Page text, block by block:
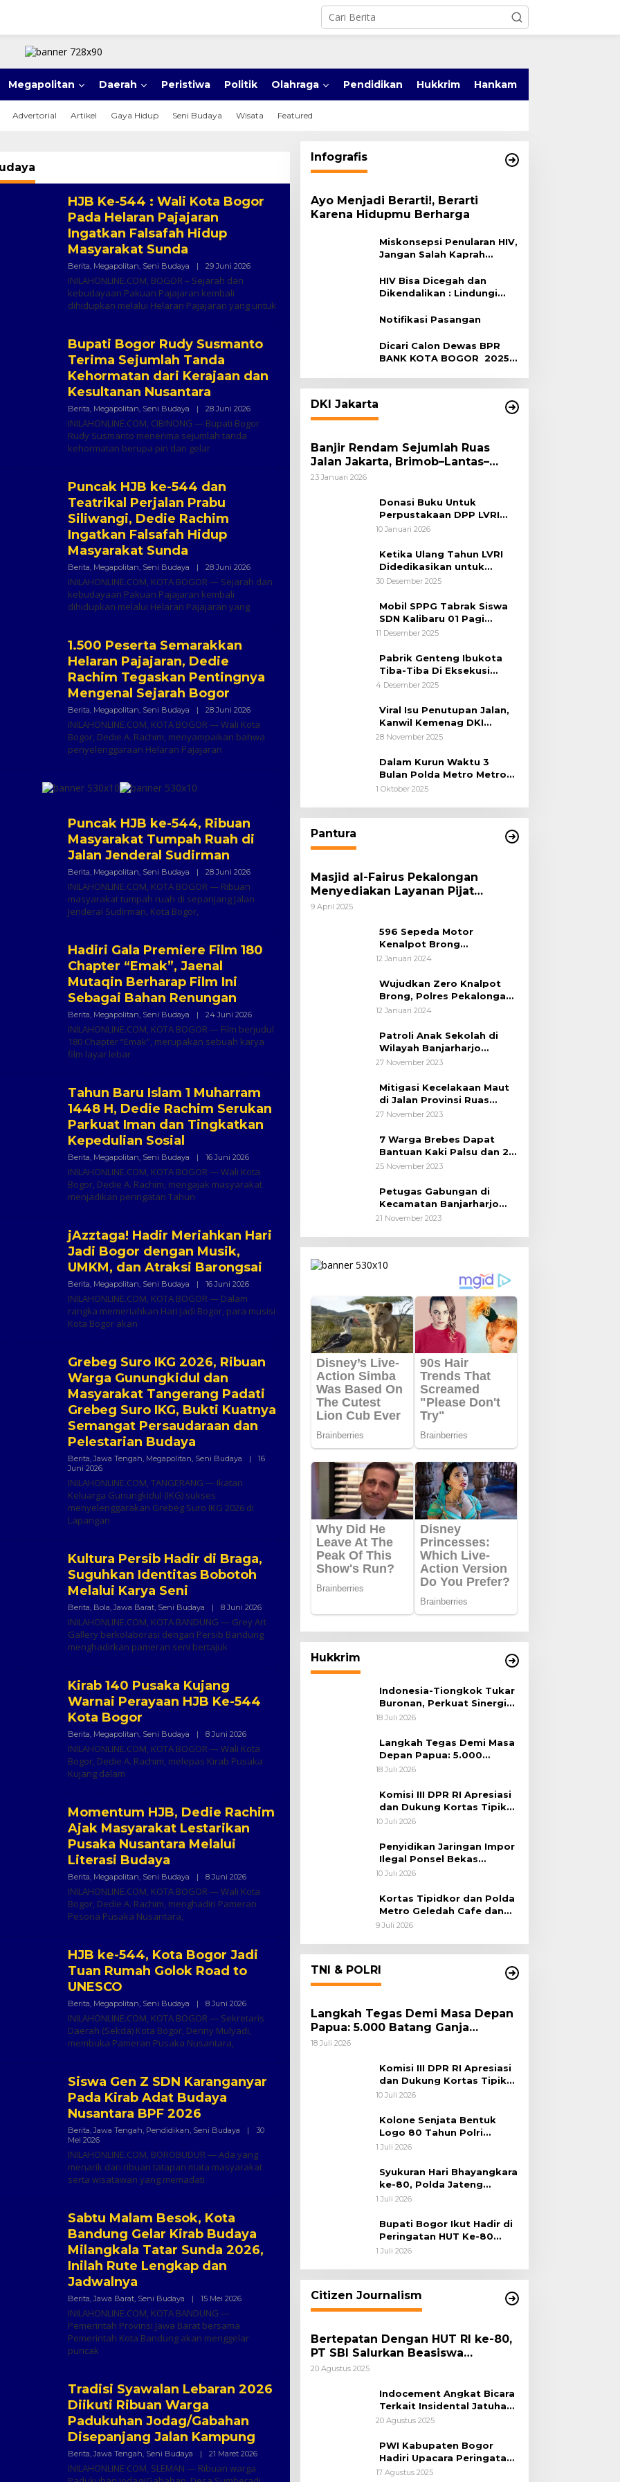
Megapolitan Daerah Peristiwa Politik Olahraga Pendidikan Hukkrim Hankam
Advertorial Artikel Gaya Hidup Seni Budaya Wisata Featured
HJB Ke-544 : Wali Kota Bogor
Pada Helaran Pajajaran
Ingatkan Falsafah Hidup
Masyarakat Sunda
Berita, Megapolitan, Seni Budaya | 29 Juni 2026Oleh
INILAHONLINE.COM, BOGOR – Sejarah dan
kebudayaan Pakuan Pajajaran kembali
dihidupkan melalui Helaran Pajajaran yang untuk
Bupati Bogor Rudy Susmanto
Terima Sejumlah Tanda
Kehormatan dari Kerajaan dan
Kesultanan Nusantara
Berita, Megapolitan, Seni Budaya | 28 Juni 2026Oleh
Online
INILAHONLINE.COM, CIBINONG — Bupati Bogor
Rudy Susmanto menerima sejumlah tanda
kehormatan berupa pin dan gelar
Puncak HJB ke-544 dan
Teatrikal Perjalan Prabu
Siliwangi, Dedie Rachim
Ingatkan Falsafah Hidup
Masyarakat Sunda
Berita, Megapolitan, Seni Budaya | 28 Juni 2026Oleh
Online
INILAHONLINE.COM, KOTA BOGOR — Sejarah dan
kebudayaan Pakuan Pajajaran kembali
dihidupkan melalui Helaran Pajajaran yang
1.500 Peserta Semarakkan
Helaran Pajajaran, Dedie
Rachim Tegaskan Pentingnya
Mengenal Sejarah Bogor
Berita, Megapolitan, Seni Budaya | 28 Juni 2026Oleh
Online
INILAHONLINE.COM, KOTA BOGOR — Wali Kota
Bogor, Dedie A. Rachim, menyampaikan bahwa
penyelenggaraan Helaran Pajajaran
Puncak HJB ke-544, Ribuan
Masyarakat Tumpah Ruah di
Jalan Jenderal Sudirman
Berita Megapolitan Seni Budaya | 28 Juni 2026Oleh
Online
INILAHONLINE.COM, KOTA BOGOR — Ribuan
masyarakat tumpah ruah di sepanjang Jalan
Jenderal Sudirman, Kota Bogor,
Hadiri Gala Premiere Film 180
Chapter “Emak”, Jaenal
Mutaqin Berharap Film Ini
Sebagai Bahan Renungan
Berita Megapolitan Seni Budaya | 24 Juni 2026Oleh
Online
INILAHONLINE.COM, KOTA BOGOR — Film berjudul
180 Chapter “Emak”, merupakan sebuah karya
film layar lebar
Tahun Baru Islam 1 Muharram
1448 H, Dedie Rachim Serukan
Parkuat Iman dan Tingkatkan
Kepedulian Sosial
Berita Megapolitan Seni Budaya | 16 Juni 2026Oleh
Online
INILAHONLINE.COM, KOTA BOGOR — Wali Kota
Bogor, Dedie A. Rachim, mengajak masyarakat
menjadikan peringatan Tahun
jAzztaga! Hadir Meriahkan Hari
Jadi Bogor dengan Musik,
UMKM, dan Atraksi Barongsai
Berita Megapolitan Seni Budaya | 16 Juni 2026Oleh
INILAHONLINE.COM, KOTA BOGOR — Dalam
rangka memeriahkan Hari Jadi Bogor, para musisi
Kota Bogor akan
Grebeg Suro IKG 2026, Ribuan
Warga Gunungkidul dan
Masyarakat Tangerang Padati
Grebeg Suro IKG, Bukti Kuatnya
Semangat Persaudaraan dan
Pelestarian Budaya
Berita ,Jawa Tengah Megapolitan Seni Budaya |
16
Juni 2026Oleh
Subchi
INILAHONLINE.COM, TANGERANG — Ikatan
Keluarga Gunungkidul (IKG) sukses
menyelenggarakan Grebeg Suro IKG 2026 di
Lapangan
Kultura Persib Hadir di Braga,
Suguhkan Identitas Bobotoh
Melalui Karya Seni
Berita Bola ,Jawa Barat, Seni Budaya | 8 Juni 2026Oleh
Online
INILAHONLINE.COM, KOTA BANDUNG — Grey Art
Gallery berkolaborasi dengan Persib Bandung
menghadirkan pameran seni bertajuk
Kirab 140 Pusaka Kujang
Warnai Perayaan HJB Ke-544
Kota Bogor
Berita Megapolitan Seni Budaya | 8 Juni 2026Oleh
Online
INILAHONLINE.COM, KOTA BOGOR — Wali Kota
Bogor, Dedie A. Rachim, melepas Kirab Pusaka
Kujang dalam
Momentum HJB, Dedie Rachim
Ajak Masyarakat Lestarikan
Pusaka Nusantara Melalui
Literasi Budaya
Berita Megapolitan Seni Budaya | 8 Juni 2026Oleh
Online
INILAHONLINE.COM, KOTA BOGOR — Wali Kota
Bogor, Dedie A. Rachim, menghadiri Pameran
Pesona Pusaka Nusantara,
HJB ke-544, Kota Bogor Jadi
Tuan Rumah Golok Road to
UNESCO
Berita Megapolitan Seni Budaya | 8 Juni 2026Oleh
Online
INILAHONLINE.COM, KOTA BOGOR — Sekretaris
Daerah (Sekda) Kota Bogor, Denny Mulyadi,
membuka Pameran Pusaka Nusantara,
Siswa Gen Z SDN Karanganyar
Pada Kirab Adat Budaya
Nusantara BPF 2026
Berita ,Jawa Tengah Pendidikan Seni Budaya |
30
Mei 2026Oleh
Subchi
INILAHONLINE.COM, BOROBUDUR — Ada yang
menarik dari ribuan tatapan mata masyarakat
serta wisatawan yang memadati
Sabtu Malam Besok, Kota
Bandung Gelar Kirab Budaya
Milangkala Tatar Sunda 2026,
Inilah Rute Lengkap dan
Jadwalnya
Berita ,Jawa Barat, Seni Budaya | 15 Mei 2026Oleh
INILAHONLINE.COM, KOTA BANDUNG —
Pemerintah Provinsi Jawa Barat bersama
Pemerintah Kota Bandung akan menggelar
puncak
Tradisi Syawalan Lebaran 2026
Diikuti Ribuan Warga
Padukuhan Jodag/Gabahan
Disepanjang Jalan Kampung
Berita ,Jawa Tengah Seni Budaya | 21 Maret 2026Oleh
INILAHONLINE COM, SLEMAN — Ribuan warga
Infografis
Ayo Menjadi Berarti!, Berarti
Karena Hidupmu Berharga
Miskonsepsi Penularan HIV,
Jangan Salah Kaprah
HIV Bisa Dicegah dan
Dikendalikan : Lindungi
Notifikasi Pasangan
Dicari Calon Dewas BPR
BANK KOTA BOGOR 2025-
DKI Jakarta
Banjir Rendam Sejumlah Ruas
Jalan Jakarta, Brimob–Lantas–
Polair PMJ Bergerak Cepat, Polri
23 Januari 2026
Donasi Buku Untuk
Perpustakaan DPP LVRI
Terus Mengalir
10 Januari 2026
Ketika Ulang Tahun LVRI
Didedikasikan untuk
Kemanusiaan
30 Desember 2025
Mobil SPPG Tabrak Siswa
SDN Kalibaru 01 Pagi
Cilincing Jakarta Utara
11 Desember 2025
Pabrik Genteng Ibukota
Tiba-Tiba Di Eksekusi
Jurusita Pengadilan Negeri
Hukum Sejak Awal
4 Desember 2025
Viral Isu Penutupan Jalan,
Kanwil Kemenag DKI
Jakarta Luruskan Fakta
28 November 2025
Dalam Kurun Waktu 3
Bulan Polda Metro Metro
Ungkap 1,14 Ton Narkoba
1 Oktober 2025
Pantura
Masjid al-Fairus Pekalongan
Menyediakan Layanan Pijat
hingga Potong Rambut Gratis bagi
9 April 2025
596 Sepeda Motor
Kenalpot Brong
Diamankan Polres
12 Januari 2024
Wujudkan Zero Knalpot
Brong, Polres Pekalongan
Kota Berikan Edukasi
12 Januari 2024
Patroli Anak Sekolah di
Wilayah Banjarharjo
Brebes
27 November 2023
Mitigasi Kecelakaan Maut
di Jalan Provinsi Ruas
Banjarharjo-Salem
27 November 2023
7 Warga Brebes Dapat
Bantuan Kaki Palsu dan 2
Operasi Bibir Sumbing
25 November 2023
Petugas Gabungan di
Kecamatan Banjarharjo
Patroli Anak Sekolah
21 November 2023
Hukkrim
Indonesia-Tiongkok Tukar
Buronan, Perkuat Sinergi
Penegakan Hukum Lintas
18 Juli 2026
Langkah Tegas Demi Masa
Depan Papua: 5.000
Batang Ganja Berhasil
Habema
18 Juli 2026
Komisi III DPR RI Apresiasi
dan Dukung Kortas Tipikor
Polri Usut Dugaan Korupsi
10 Juli 2026
Penyidikan Jaringan Impor
Ilegal Ponsel Bekas
Rampung, Tiga Tersangka
10 Juli 2026
Kortas Tipidkor dan Polda
Metro Geledah Cafe dan
Money Changer
9 Juli 2026
TNI & POLRI
Langkah Tegas Demi Masa Depan
Papua: 5.000 Batang Ganja
Berhasil Diungkap Koops TNI
18 Juli 2026
Komisi III DPR RI Apresiasi
dan Dukung Kortas Tipikor
Polri Usut Dugaan Korupsi
10 Juli 2026
Kolone Senjata Bentuk
Logo 80 Tahun Polri
Warnai Upacara Hari
1 Juli 2026
Syukuran Hari Bhayangkara
ke-80, Polda Jateng
Teguhkan Semangat
Kebersamaan
1 Juli 2026
Bupati Bogor Ikut Hadir di
Peringatan HUT Ke-80
Bhayangkara, Sinergi Polri
1 Juli 2026
Citizen Journalism
Bertepatan Dengan HUT RI ke-80,
PT SBI Salurkan Beasiswa
Pendidikan Kepada 500 Pelajar
20 Agustus 2025
Indocement Angkat Bicara
Terkait Insidental Jatuhan
Debu Semen Pabrik
20 Agustus 2025
PWI Kabupaten Bogor
Hadiri Upacara Peringatan
HUT Ke-80 Kemerdekaan
17 Agustus 2025